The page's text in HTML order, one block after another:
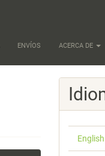
ENVÍOS ACERCA DE
English